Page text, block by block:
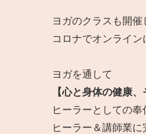
ヨガのクラスも開
コロナでオンライ
ヨガを通して
【心と身体の健康
ヒーラーとしての
ヒーラー＆講師業に